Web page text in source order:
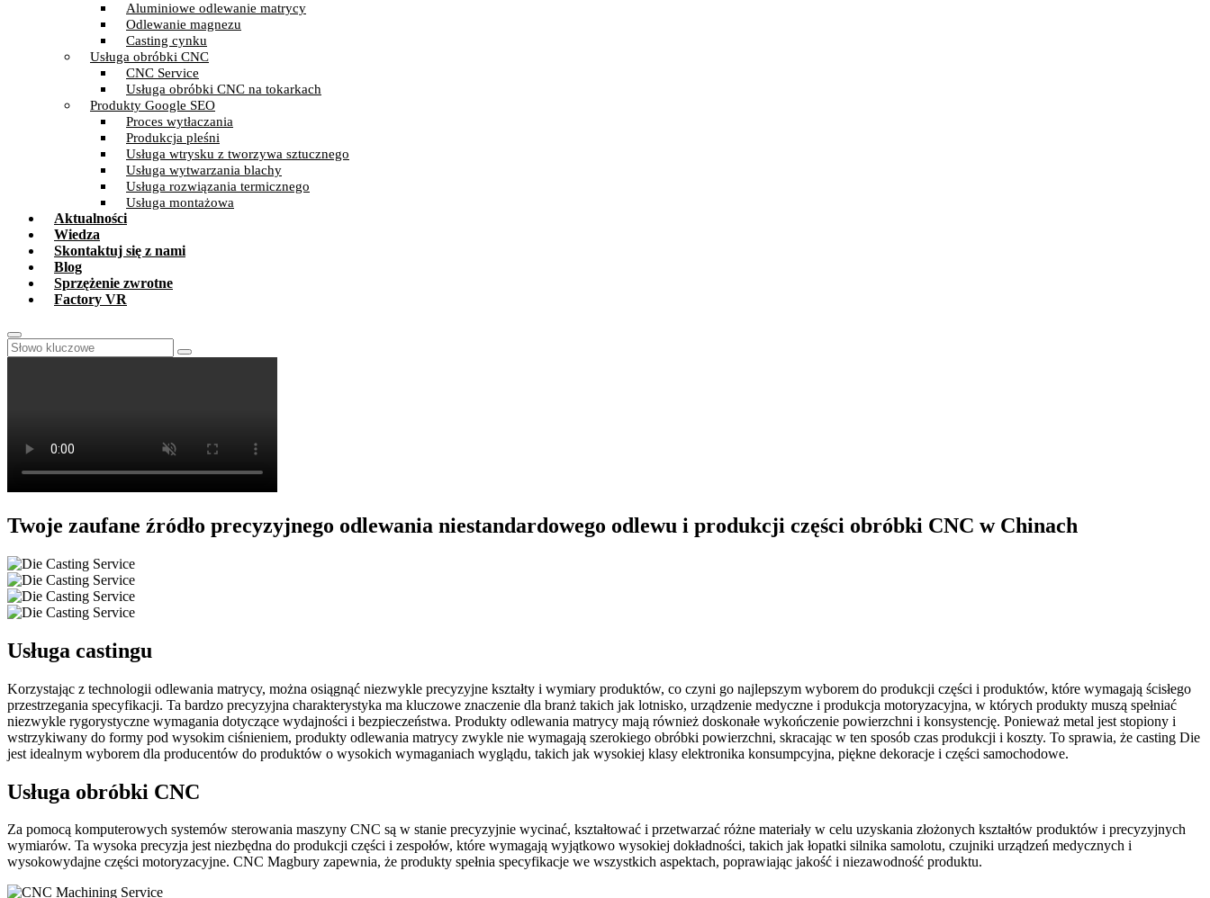
Aluminiowe odlewanie matrycy
Odlewanie magnezu
Casting cynku
Usługa obróbki CNC
CNC Service
Usługa obróbki CNC na tokarkach
Produkty Google SEO
Proces wytłaczania
Produkcja pleśni
Usługa wtrysku z tworzywa sztucznego
Usługa wytwarzania blachy
Usługa rozwiązania termicznego
Usługa montażowa
Aktualności
Wiedza
Skontaktuj się z nami
Blog
Sprzężenie zwrotne
Factory VR
Twoje zaufane źródło precyzyjnego odlewania niestandardowego odlewu i produkcji części obróbki CNC w Chinach
Usługa castingu
Korzystając z technologii odlewania matrycy, można osiągnąć niezwykle precyzyjne kształty i wymiary produktów, co czyni go najlepszym wyborem do produkcji części i produktów, które wymagają ścisłego
przestrzegania specyfikacji. Ta bardzo precyzyjna charakterystyka ma kluczowe znaczenie dla branż takich jak lotnisko, urządzenie medyczne i produkcja motoryzacyjna, w których produkty muszą spełniać
niezwykle rygorystyczne wymagania dotyczące wydajności i bezpieczeństwa. Produkty odlewania matrycy mają również doskonałe wykończenie powierzchni i konsystencję. Ponieważ metal jest stopiony i
wstrzykiwany do formy pod wysokim ciśnieniem, produkty odlewania matrycy zwykle nie wymagają szerokiego obróbki powierzchni, skracając w ten sposób czas produkcji i koszty. To sprawia, że ​​casting Die
jest idealnym wyborem dla producentów do produktów o wysokich wymaganiach wyglądu, takich jak wysokiej klasy elektronika konsumpcyjna, piękne dekoracje i części samochodowe.
Usługa obróbki CNC
Za pomocą komputerowych systemów sterowania maszyny CNC są w stanie precyzyjnie wycinać, kształtować i przetwarzać różne materiały w celu uzyskania złożonych kształtów produktów i precyzyjnych
wymiarów. Ta wysoka precyzja jest niezbędna do produkcji części i zespołów, które wymagają wyjątkowo wysokiej dokładności, takich jak łopatki silnika samolotu, czujniki urządzeń medycznych i
wysokowydajne części motoryzacyjne. CNC Magbury zapewnia, że ​​produkty spełnia specyfikacje we wszystkich aspektach, poprawiając jakość i niezawodność produktu.